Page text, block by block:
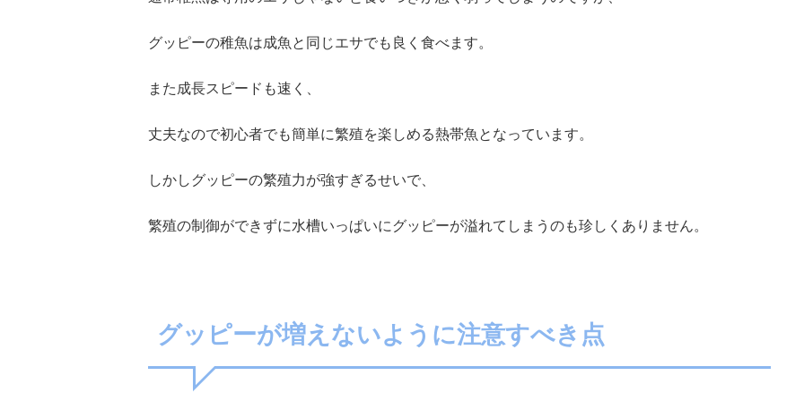
グッピーの稚魚は成魚と同じエサでも良く食べます。
また成長スピードも速く、
丈夫なので初心者でも簡単に繁殖を楽しめる熱帯魚となっています。
しかしグッピーの繁殖力が強すぎるせいで、
繁殖の制御ができずに水槽いっぱいにグッピーが溢れてしまうのも珍しくありません。
グッピーが増えないように注意すべき点